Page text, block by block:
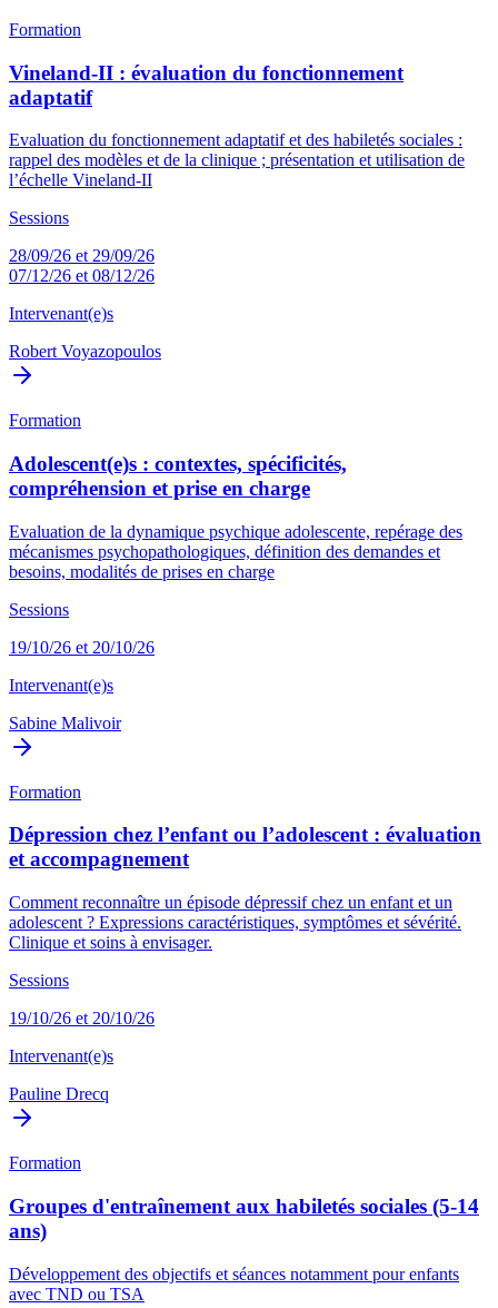
Formation
Vineland-II : évaluation du fonctionnement
adaptatif
Evaluation du fonctionnement adaptatif et des habiletés sociales :
rappel des modèles et de la clinique ; présentation et utilisation de
l’échelle Vineland-II
Sessions
28/09/26 et 29/09/26
07/12/26 et 08/12/26
Intervenant(e)s
Robert Voyazopoulos
Formation
Adolescent(e)s : contextes, spécificités,
compréhension et prise en charge
Evaluation de la dynamique psychique adolescente, repérage des
mécanismes psychopathologiques, définition des demandes et
besoins, modalités de prises en charge
Sessions
19/10/26 et 20/10/26
Intervenant(e)s
Sabine Malivoir
Formation
Dépression chez l’enfant ou l’adolescent : évaluation
et accompagnement
Comment reconnaître un épisode dépressif chez un enfant et un
adolescent ? Expressions caractéristiques, symptômes et sévérité.
Clinique et soins à envisager.
Sessions
19/10/26 et 20/10/26
Intervenant(e)s
Pauline Drecq
Formation
Groupes d'entraînement aux habiletés sociales (5-14
ans)
Développement des objectifs et séances notamment pour enfants
avec TND ou TSA